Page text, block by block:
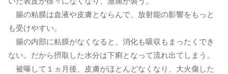
腸の粘膜は血液や皮膚とならんで、放射能の影響をもっと
も受けやすい。
腸の内部に粘膜がなくなると、消化も吸収もまったくでき
ない。だから摂取した水分は下痢となって流れ出てしまう。
被曝して１ヵ月後、皮膚がほとんどなくなり、大火傷した